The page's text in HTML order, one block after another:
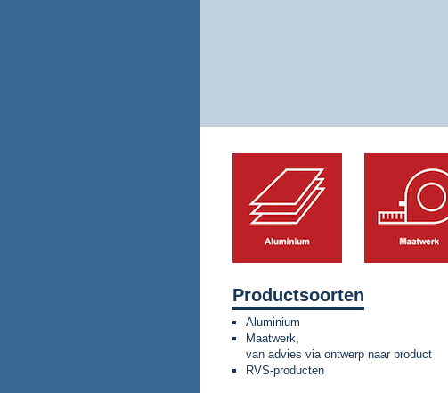
Productsoorten
Aluminium
Maatwerk,
van advies via ontwerp naar product
RVS-producten